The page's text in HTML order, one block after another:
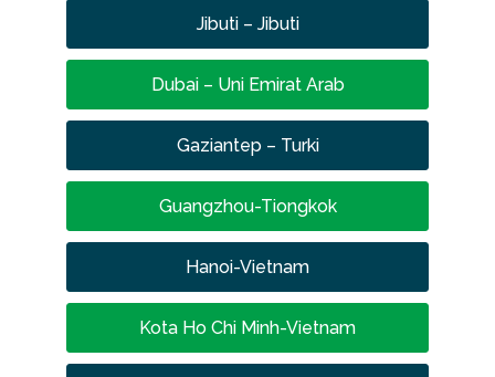
Jibuti – Jibuti
Dubai – Uni Emirat Arab
Gaziantep – Turki
Guangzhou-Tiongkok
Hanoi-Vietnam
Kota Ho Chi Minh-Vietnam